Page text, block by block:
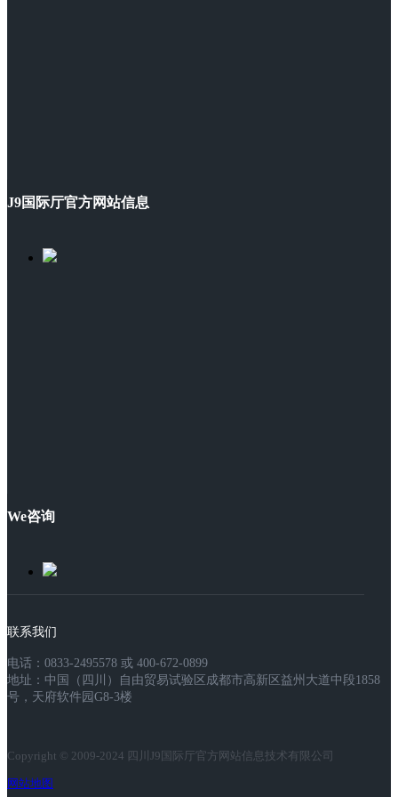
J9国际厅官方网站信息
We咨询
联系我们
电话：0833-2495578 或 400-672-0899
地址：中国（四川）自由贸易试验区成都市高新区益州大道中段1858
号，天府软件园G8-3楼
Copyright © 2009-2024 四川J9国际厅官方网站信息技术有限公司
网站地图